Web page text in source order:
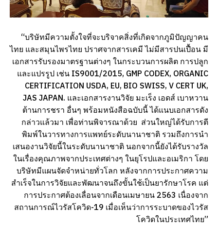
“บริษัทมีความตั้งใจที่จะบริจาคสิ่งที่เกิดจากภูมิปัญญาคน
ไทย และสมุนไพรไทย ปราศจากสารเคมี ไม่มีสารปนเปื้อน มี
เอกสารรับรองมาตรฐานต่างๆ ในกระบวนการผลิต การปลูก
และแปรรูป เช่น IS9001/2015, GMP CODEX, ORGANIC
CERTIFICATION USDA, EU, BIO SWISS, V CERT UK,
JAS JAPAN. และเอกสารงานวิจัย มะเร็ง เอดส์ เบาหวาน
ต้านการชรา อื่นๆ พร้อมหนังสือฉบับนี้ ได้แนบเอกสารดัง
กล่าวแล้วมา เพื่อท่านพิจารณาด้วย ส่วนใหญ่ได้รับการตี
พิมพ์ในวารทางการแพทย์ระดับนานาชาติ รวมถึงการนำ
เสนองานวิจัยนี้ในระดับนานาชาติ นอกจากนี้ยังได้รับรางวัล
ในเรื่องคุณภาพจากประเทศต่างๆ ในยุโรปและอเมริกา โดย
บริษัทมีแผนจัดจำหน่ายทั่วโลก หลังจากการประกาศความ
สำเร็จในการวิจัยและพัฒนาจนถึงขั้นใช้เป็นยารักษาโรค แต่
การประกาศต้องเลื่อนจากเดือนเมษายน 2563 เนื่องจาก
สถานการณ์ไวรัสโควิด-19 เมื่อเห็นว่าการระบาดของไวรัส
โควิดในประเทศไทย”